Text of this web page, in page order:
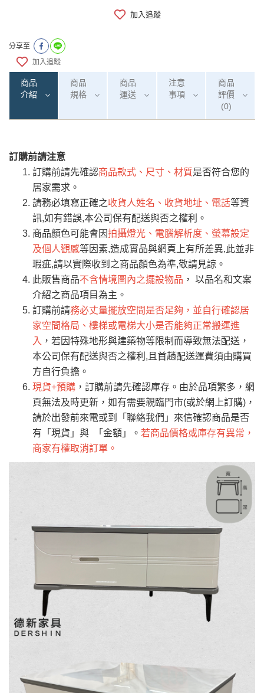
加入追蹤
分享至
加入追蹤
商品
介紹
商品
規格
商品
運送
注意
事項
商品
評價
(0)
訂購前請注意
訂購前請先確認商品款式、尺寸、材質是否符合您的
居家需求。
請務必填寫正確之收貨人姓名、收貨地址、電話等資
訊,如有錯誤,本公司保有配送與否之權利。
商品顏色可能會因拍攝燈光、電腦解析度、螢幕設定
及個人觀感等因素,造成實品與網頁上有所差異,此並非
瑕疵,請以實際收到之商品顏色為準,敬請見諒。
此販售商品不含情境圖內之擺設物品 ， 以品名和文案
介紹之商品項目為主。
訂購前請務必丈量擺放空間是否足夠，並自行確認居
家空間格局、樓梯或電梯大小是否能夠正常搬運進
入 ，若因特殊地形與建築物等限制而導致無法配送，
本公司保有配送與否之權利,且首趟配送運費須由購買
方自行負擔。
現貨+預購 ，訂購前請先確認庫存。由於品項繁多，網
頁無法及時更新，如有需要親臨門市(或於網上訂購)，
請於出發前來電或到「聯絡我們」來信確認商品是否
有「現貨」與 「金額」。 若商品價格或庫存有異常，
商家有權取消訂單。
運 費 說 明
運送地區 運送費用
偏遠地區
（請先線上詢問 LINE
→@dershin ）
桃園
免 運
費
復興鄉
新竹
峨眉鄉、五峰鄉、
橫山、北埔鄉、尖
石鄉、寶山鄉山
區、新埔山區、芎
里
台北 無
來、平溪、九份、
石門、林口 下福
里、新店山區、三
峽山區、石碇、坪
林、福隆、淡水山
區、北投湖山路、
深坑山區
基隆
$ 9,000以上：免
運費
基隆山區
苗栗
$ 9,000以下：
霄山區、西湖、泰
安鄉、大湖鄉、頭
注意事項：
由於品項繁多，網頁無法及時更新，如有需
要購買商品，請於出發前來電或到「官方
Line客服」來信確認商品是否有「現貨」與
「金額」。
若商品價格或庫存有異常，商家有權取消訂
單。部分網路商品恕無法更改原設計或客製，敬請
見諒！
接單後二日內(不含例假日)，我們客服會與您
電話聯絡或E-Mail通知確認訂單。
（線上客
服 LINE → @dershin）
下單前先詢問是否現貨 ，若未詢問下單後無
現貨我們客服會再來電或E-Mail與您聯絡
（洽詢方式請搜尋 Line ID → @dershin）
運送範圍：限定北至基隆，南至苗栗，偏遠
地區恕無法提供運送 (詳見運送規章)。
配送範圍：
苗栗至基隆；其它地區暫不開放，如因特殊
地型限制(山區、鄉、鎮、村)、樓梯太小、無
本公司
保護物流人員的工作安全，賣家無提供吊掛
服務，若需以吊車或其他的吊掛方式吊運，
費用將由買方自行支付。
因大型傢俱有組裝、配送的問題，並非一般
快速到貨商品，無法指定特定時間送達，司
機當天到貨前皆會再與您通知，讓你不用整
天在家等貨，以節省您的寶貴時間。
由於百貨公司配送較為不易，故暫無法配送
0/5 (0)筆
全部 依評論高至低排列
依評論低至高排列 只顯示附上圖片
只顯示附上評論